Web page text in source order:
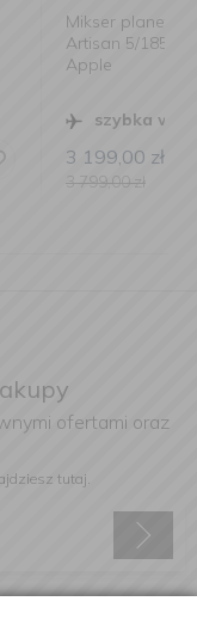
planetarny
5/185 Candy
wysyłka
ofertami oraz
tutaj.